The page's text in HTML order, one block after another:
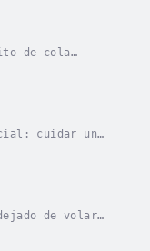
de cola
cuidar una
de volar.